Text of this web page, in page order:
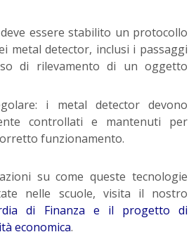
essere stabilito un protocollo
metal detector, inclusi i passaggi
di rilevamento di un oggetto
i metal detector devono
controllati e mantenuti per
funzionamento.
su come queste tecnologie
nelle scuole, visita il nostro
di Finanza e il progetto di
economica.